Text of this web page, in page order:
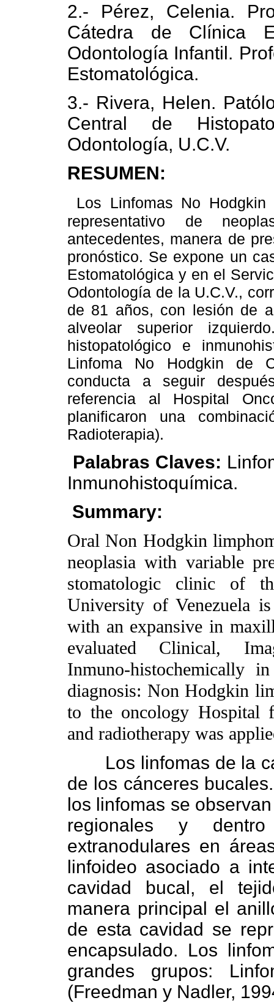
2.- Pérez, Celenia.
Cátedra de Clínica
Odontología Infantil.
Estomatológica.
3.- Rivera, Helen.
Central de
Odontología, U.C.V.
RESUMEN:
Los Linfomas No
representativo de
antecedentes, manera de
pronóstico. Se expone un
Estomatológica y en el
Odontología de la U.C.V.,
de 81 años, con lesión de
alveolar superior
histopatológico e
Linfoma No Hodgkin de
conducta a seguir
referencia al Hospital
planificaron una
Radioterapia).
Palabras Claves:
Inmunohistoquímica.
Summary:
Oral Non Hodgkin
neoplasia with variable
stomatologic clinic of
University of Venezuela
with an expansive in
evaluated Clinical,
Inmuno-histochemically
diagnosis: Non Hodgkin
to the oncology Hospital
and radiotherapy was
Los linfomas de la
de los cánceres
los linfomas se
regionales y
extranodulares en
linfoideo asociado a
cavidad bucal, el
manera principal el
de esta cavidad se
encapsulado. Los
grandes grupos:
(Freedman y Nadler,